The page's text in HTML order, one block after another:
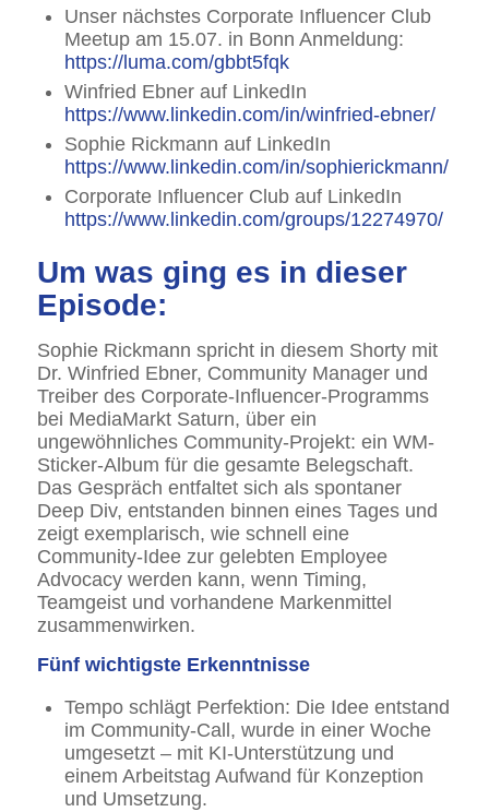
Unser nächstes Corporate Influencer Club
Meetup am 15.07. in Bonn Anmeldung:
https://luma.com/gbbt5fqk
Winfried Ebner auf LinkedIn
https://www.linkedin.com/in/winfried-ebner/
Sophie Rickmann auf LinkedIn
https://www.linkedin.com/in/sophierickmann/
Corporate Influencer Club auf LinkedIn
https://www.linkedin.com/groups/12274970/
Um was ging es in dieser
Episode:
Sophie Rickmann spricht in diesem Shorty mit
Dr. Winfried Ebner, Community Manager und
Treiber des Corporate-Influencer-Programms
bei MediaMarkt Saturn, über ein
ungewöhnliches Community-Projekt: ein WM-
Sticker-Album für die gesamte Belegschaft.
Das Gespräch entfaltet sich als spontaner
Deep Div, entstanden binnen eines Tages und
zeigt exemplarisch, wie schnell eine
Community-Idee zur gelebten Employee
Advocacy werden kann, wenn Timing,
Teamgeist und vorhandene Markenmittel
zusammenwirken.
Fünf wichtigste Erkenntnisse
Tempo schlägt Perfektion: Die Idee entstand
im Community-Call, wurde in einer Woche
umgesetzt – mit KI-Unterstützung und
einem Arbeitstag Aufwand für Konzeption
und Umsetzung.